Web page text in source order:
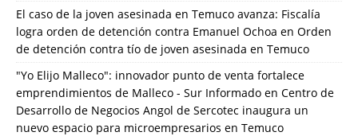
El caso de la joven asesinada en Temuco avanza: Fiscalía
logra orden de detención contra Emanuel Ochoa en Orden
de detención contra tío de joven asesinada en Temuco
"Yo Elijo Malleco": innovador punto de venta fortalece
emprendimientos de Malleco - Sur Informado en Centro de
Desarrollo de Negocios Angol de Sercotec inaugura un
nuevo espacio para microempresarios en Temuco